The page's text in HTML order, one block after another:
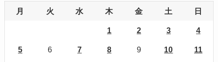
月 火 水 木 金 土 日
1 2 3 4
5 6 7 8 9 10 11